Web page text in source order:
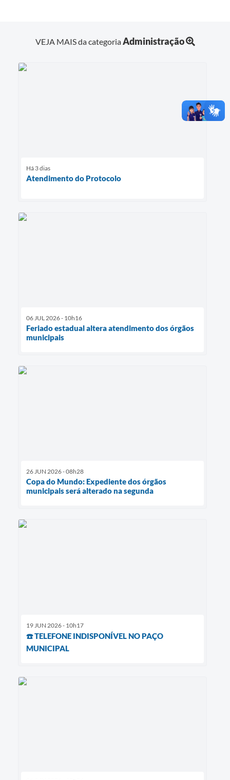
VEJA MAIS da categoriaAdministração
Há 3 dias
Atendimento do Protocolo
06 JUL 2026 - 10h16
Feriado estadual altera atendimento dos órgãos
municipais
26 JUN 2026 - 08h28
Copa do Mundo: Expediente dos órgãos
municipais será alterado na segunda
19 JUN 2026 - 10h17
☎️ TELEFONE INDISPONÍVEL NO PAÇO
MUNICIPAL